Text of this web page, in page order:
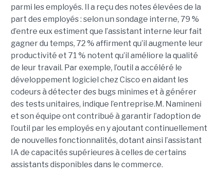
parmi les employés. Il a reçu des notes élevées de la
part des employés : selon un sondage interne, 79 %
d’entre eux estiment que l’assistant interne leur fait
gagner du temps, 72 % affirment qu’il augmente leur
productivité et 71 % notent qu’il améliore la qualité
de leur travail. Par exemple, l’outil a accéléré le
développement logiciel chez Cisco en aidant les
codeurs à détecter des bugs minimes et à générer
des tests unitaires, indique l’entreprise.M. Namineni
et son équipe ont contribué à garantir l’adoption de
l’outil par les employés en y ajoutant continuellement
de nouvelles fonctionnalités, dotant ainsi l’assistant
IA de capacités supérieures à celles de certains
assistants disponibles dans le commerce.